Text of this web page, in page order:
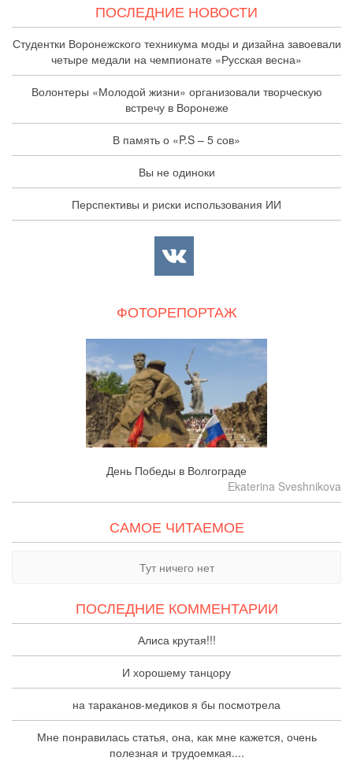
ПОСЛЕДНИЕ НОВОСТИ
Студентки Воронежского техникума моды и дизайна завоевали
четыре медали на чемпионате «Русская весна»
Волонтеры «Молодой жизни» организовали творческую
встречу в Воронеже
В память о «P.S – 5 сов»
Вы не одиноки
Перспективы и риски использования ИИ
ФОТОРЕПОРТАЖ
День Победы в Волгограде
Ekaterina Sveshnikova
САМОЕ ЧИТАЕМОЕ
Тут ничего нет
ПОСЛЕДНИЕ КОММЕНТАРИИ
Алиса крутая!!!
И хорошему танцору
на тараканов-медиков я бы посмотрела
Мне понравилась статья, она, как мне кажется, очень
полезная и трудоемкая....